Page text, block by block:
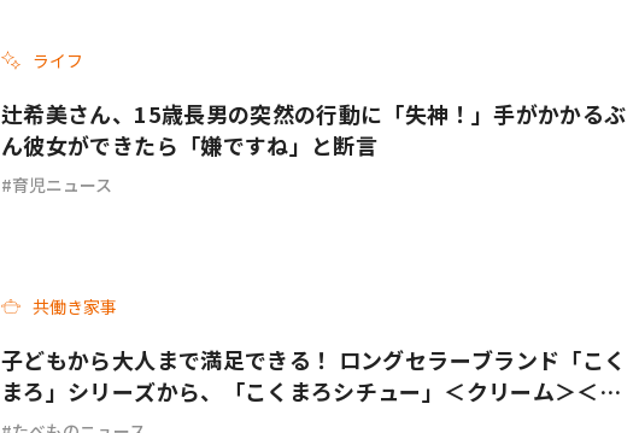
ライフ
辻希美さん、15歳長男の突然の行動に「失神！」手がかかるぶ
ん彼女ができたら「嫌ですね」と断言
育児ニュース
共働き家事
子どもから大人まで満足できる！ ロングセラーブランド「こく
まろ」シリーズから、「こくまろシチュー」＜クリーム＞＜ビ
ーフ＞が新発売